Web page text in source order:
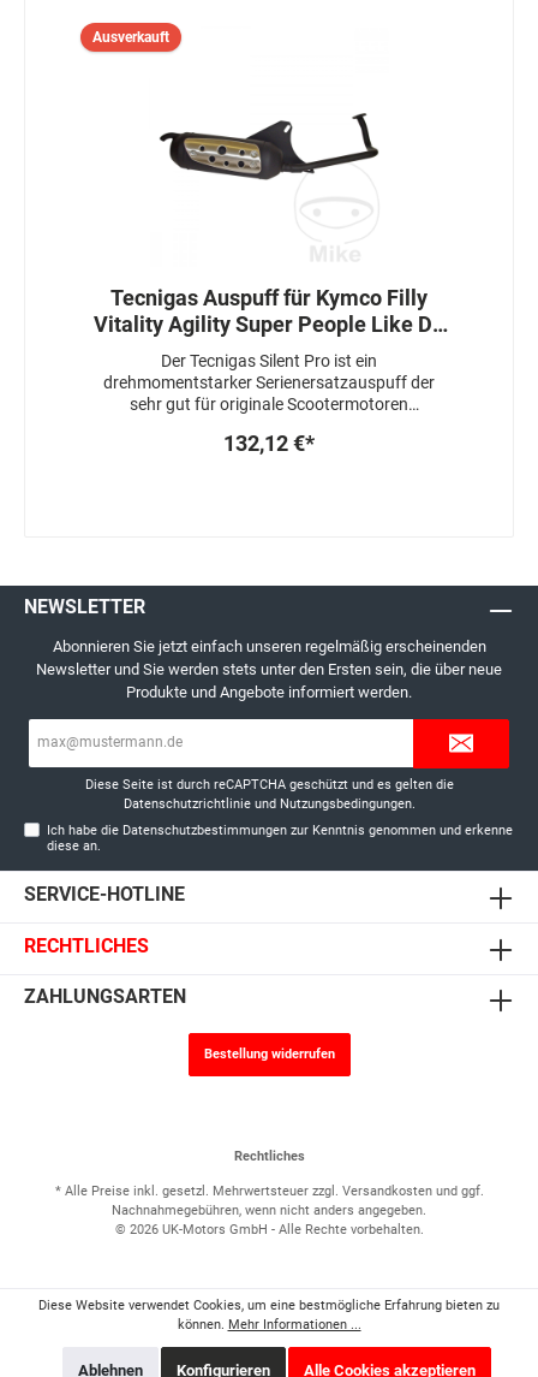
von Variomatikgewichten oder
Kupplungsfedern ist nicht nötig.
Ausverkauft
Tecnigas Auspuff für Kymco Filly
Vitality Agility Super People Like DJ
50
Der Tecnigas Silent Pro ist ein
drehmomentstarker Serienersatzauspuff der
sehr gut für originale Scootermotoren
stabil, der Auspuff ist mit einer Hülse
132,12 €*
NEWSLETTER
Abonnieren Sie jetzt einfach unseren regelmäßig erscheinenden
Newsletter und Sie werden stets unter den Ersten sein, die über neue
Produkte und Angebote informiert werden.
Diese Seite ist durch reCAPTCHA geschützt und es gelten die
Datenschutzrichtlinieund Nutzungsbedingungen.
Ich habe die Datenschutzbestimmungen zur Kenntnis genommen und erkenne
diese an.
SERVICE-HOTLINE
RECHTLICHES
ZAHLUNGSARTEN
Bestellung widerrufen
Rechtliches
* Alle Preise inkl. gesetzl. Mehrwertsteuer zzgl. Versandkostenund ggf.
Nachnahmegebühren, wenn nicht anders angegeben.
© 2026 UK-Motors GmbH - Alle Rechte vorbehalten.
Diese Website verwendet Cookies, um eine bestmögliche Erfahrung bieten zu
können. Mehr Informationen ...
Ablehnen Konfigurieren Alle Cookies akzeptieren